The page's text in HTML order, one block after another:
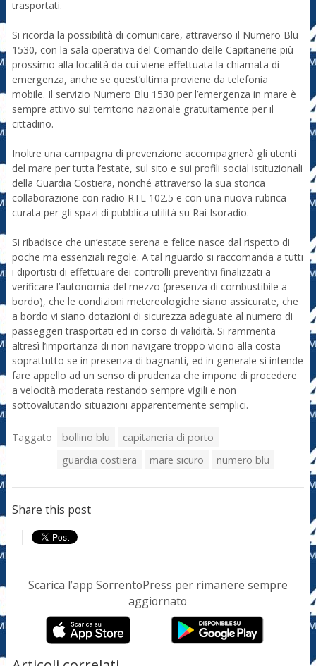
trasportati.
Si ricorda la possibilità di comunicare, attraverso il Numero Blu
1530, con la sala operativa del Comando delle Capitanerie più
prossimo alla località da cui viene effettuata la chiamata di
emergenza, anche se quest’ultima proviene da telefonia
mobile. Il servizio Numero Blu 1530 per l’emergenza in mare è
sempre attivo sul territorio nazionale gratuitamente per il
cittadino.
Inoltre una campagna di prevenzione accompagnerà gli utenti
del mare per tutta l’estate, sul sito e sui profili social istituzionali
della Guardia Costiera, nonché attraverso la sua storica
collaborazione con radio RTL 102.5 e con una nuova rubrica
curata per gli spazi di pubblica utilità su Rai Isoradio.
Si ribadisce che un’estate serena e felice nasce dal rispetto di
poche ma essenziali regole. A tal riguardo si raccomanda a tutti
i diportisti di effettuare dei controlli preventivi finalizzati a
verificare l’autonomia del mezzo (presenza di combustibile a
bordo), che le condizioni metereologiche siano assicurate, che
a bordo vi siano dotazioni di sicurezza adeguate al numero di
passeggeri trasportati ed in corso di validità. Si rammenta
altresì l’importanza di non navigare troppo vicino alla costa
soprattutto se in presenza di bagnanti, ed in generale si intende
fare appello ad un senso di prudenza che impone di procedere
a velocità moderata restando sempre vigili e non
sottovalutando situazioni apparentemente semplici.
Taggato bollino blu
capitaneria di porto
guardia costiera
mare sicuro numero blu
Share this post
Scarica l’app SorrentoPress per rimanere sempre
aggiornato